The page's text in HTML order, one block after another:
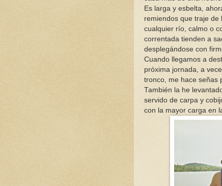
Es larga y esbelta,
remiendos que traje de
cualquier río, calmo o
correntada tienden a
desplegándose con
Cuando llegamos a
próxima jornada, a
tronco, me hace señas
También la he
servido de carpa y
con la mayor carga en